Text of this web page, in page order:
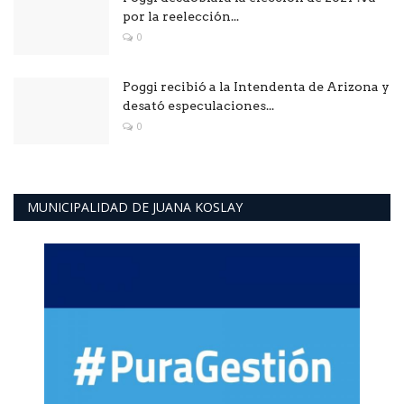
por la reelección...
0
Poggi recibió a la Intendenta de Arizona y
desató especulaciones...
0
MUNICIPALIDAD DE JUANA KOSLAY